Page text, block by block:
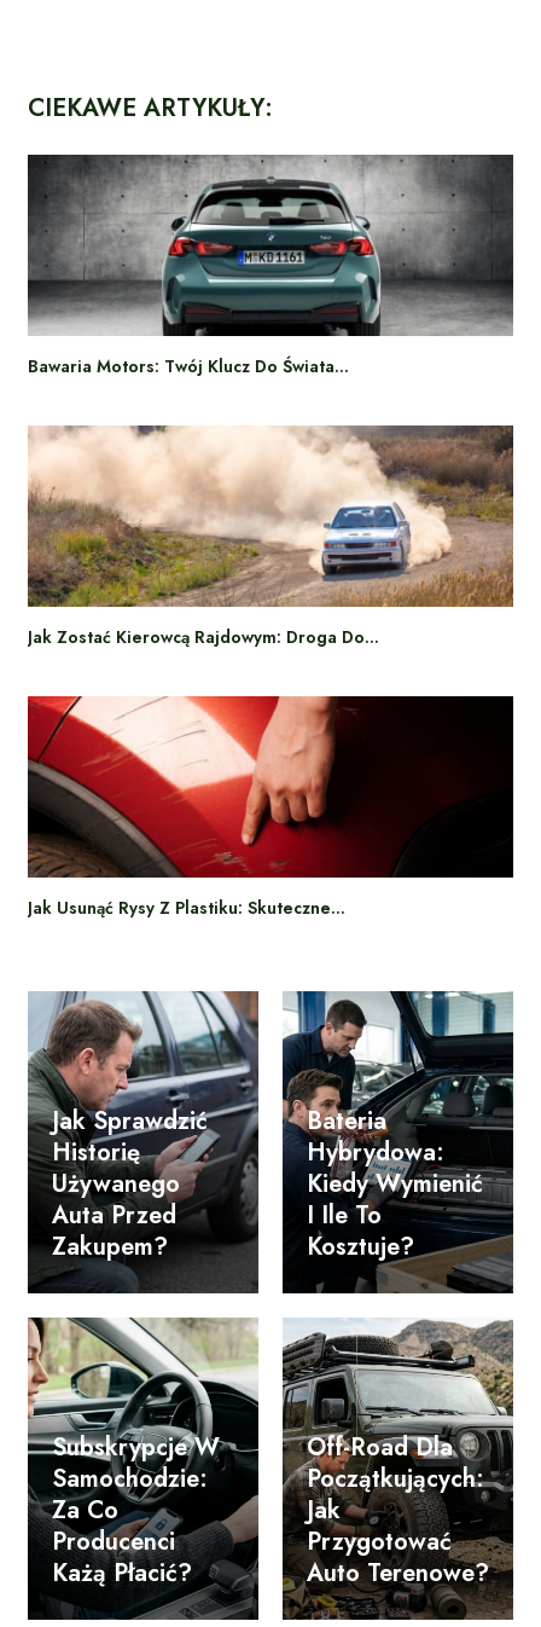
CIEKAWE ARTYKUŁY:
Bawaria Motors: Twój Klucz Do Świata…
Jak Zostać Kierowcą Rajdowym: Droga Do…
Jak Usunąć Rysy Z Plastiku: Skuteczne…
Jak Sprawdzić
Historię
Używanego
Auta Przed
Zakupem?
Bateria
Hybrydowa:
Kiedy Wymienić
I Ile To
Kosztuje?
Subskrypcje W
Samochodzie:
Za Co
Producenci
Każą Płacić?
Off-Road Dla
Początkujących:
Jak
Przygotować
Auto Terenowe?